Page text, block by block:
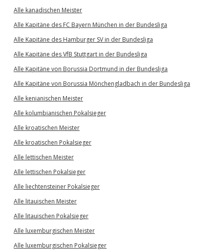
Alle kanadischen Meister
Alle Kapitäne des FC Bayern München in der Bundesliga
Alle Kapitäne des Hamburger SV in der Bundesliga
Alle Kapitäne des VfB Stuttgart in der Bundesliga
Alle Kapitäne von Borussia Dortmund in der Bundesliga
Alle Kapitäne von Borussia Mönchengladbach in der Bundesliga
Alle kenianischen Meister
Alle kolumbianischen Pokalsieger
Alle kroatischen Meister
Alle kroatischen Pokalsieger
Alle lettischen Meister
Alle lettischen Pokalsieger
Alle liechtensteiner Pokalsieger
Alle litauischen Meister
Alle litauischen Pokalsieger
Alle luxemburgischen Meister
Alle luxemburgischen Pokalsieger